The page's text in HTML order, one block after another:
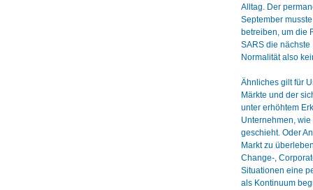
Alltag. Der
September
betreiben, um die
SARS die nächste
Normalität also
Ähnliches gilt für
Märkte und der
unter erhöhtem
Unternehmen,
geschieht. Oder
Markt zu
Change-,
Situationen eine
als Kontinuum